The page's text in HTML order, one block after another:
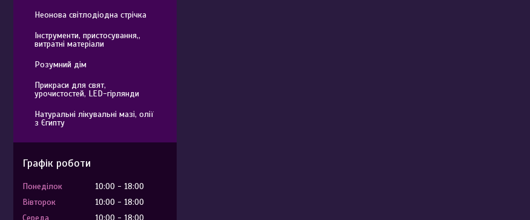
Неонова світлодіодна стрічка
Інструменти, пристосування,,
витратні матеріали
Розумний дім
Прикраси для свят,
урочистостей, LED-гірлянди
Натуральні лікувальні мазі, олії
з Єгипту
Графік роботи
Понеділок 10:00
18:00
Вівторок
10:00
18:00
Середа
10:00
18:00